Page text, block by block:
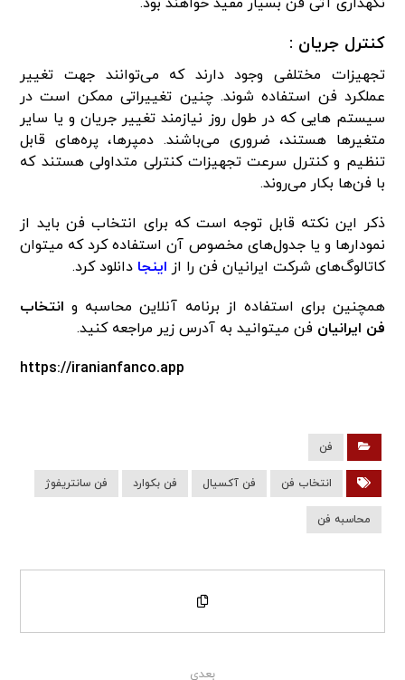
کنترل جریان :
تجهیزات مختلفی وجود دارند که می‌توانند جهت تغییر
عملکرد فن استفاده شوند. چنین تغییراتی ممکن است در
سیستم هایی که در طول روز نیازمند تغییر جریان و یا سایر
متغیرها هستند، ضروری می‌باشند. دمپرها، پره‌های قابل
تنظیم و کنترل سرعت تجهیزات کنترلی متداولی هستند که
با فن‌ها بکار می‌روند.
ذکر این نکته قابل توجه است که برای انتخاب فن باید از
نمودارها و یا جدول‌های مخصوص آن استفاده کرد که میتوان
کاتالوگ‌های شرکت ایرانیان فن را از اینجا دانلود کرد.
همچنین برای استفاده از برنامه آنلاین محاسبه و انتخاب
فن ایرانیان فن میتوانید به آدرس زیر مراجعه کنید.
https://iranianfanco.app
فن
انتخاب فن فن آکسیال فن بکوارد فن سانتریفوژ
محاسبه فن
بعدی